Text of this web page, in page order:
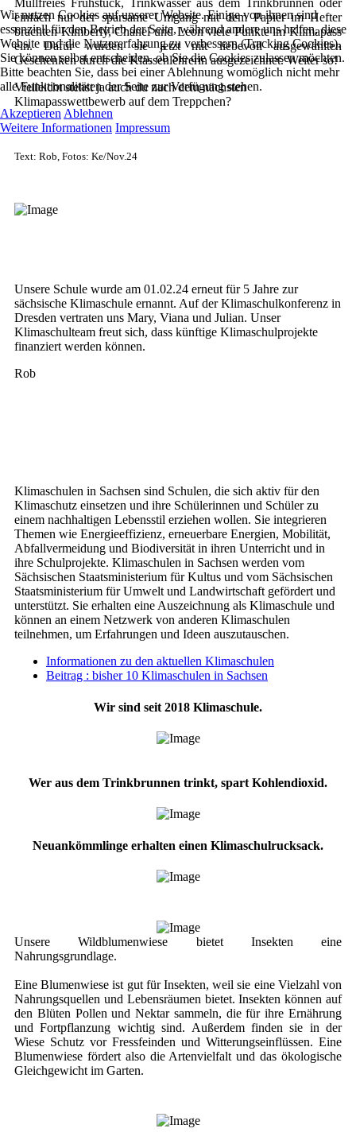
Müllfreies Frühstück, Trinkwasser aus dem Trinkbrunnen oder
einfach nur der sparsame Umgang mit dem Papier im Hefter
brachten Kimberly, Chanel und Leon viele Punkte im Klimapass
ein. Dafür wurden sie jetzt mit liebevoll ausgewählten
Geschenken durch die Klassenlehrerin ausgezeichnet. Weiter so!
Vielleicht stehst ja auch du nach dem nächsten
Klimapasswettbewerb auf dem Treppchen?
Text: Rob, Fotos: Ke/Nov.24
Unsere Schule wurde am 01.02.24 erneut für 5 Jahre zur
sächsische Klimaschule ernannt. Auf der Klimaschulkonferenz in
Dresden vertraten uns Mary, Viana und Julian. Unser
Klimaschulteam freut sich, dass künftige Klimaschulprojekte
finanziert werden können.
Rob
Klimaschulen in Sachsen sind Schulen, die sich aktiv für den
Klimaschutz einsetzen und ihre Schülerinnen und Schüler zu
einem nachhaltigen Lebensstil erziehen wollen. Sie integrieren
Themen wie Energieeffizienz, erneuerbare Energien, Mobilität,
Abfallvermeidung und Biodiversität in ihren Unterricht und in
ihre Schulprojekte. Klimaschulen in Sachsen werden vom
Sächsischen Staatsministerium für Kultus und vom Sächsischen
Staatsministerium für Umwelt und Landwirtschaft gefördert und
unterstützt. Sie erhalten eine Auszeichnung als Klimaschule und
können an einem Netzwerk von anderen Klimaschulen
teilnehmen, um Erfahrungen und Ideen auszutauschen.
Informationen zu den aktuellen Klimaschulen
Beitrag : bisher 10 Klimaschulen in Sachsen
Wir sind seit 2018 Klimaschule.
Wer aus dem Trinkbrunnen trinkt, spart Kohlendioxid.
Neuankömmlinge erhalten einen Klimaschulrucksack.
Unsere Wildblumenwiese bietet Insekten eine
Nahrungsgrundlage.
Eine Blumenwiese ist gut für Insekten, weil sie eine Vielzahl von
Nahrungsquellen und Lebensräumen bietet. Insekten können auf
den Blüten Pollen und Nektar sammeln, die für ihre Ernährung
und Fortpflanzung wichtig sind. Außerdem finden sie in der
Wiese Schutz vor Fressfeinden und Witterungseinflüssen. Eine
Blumenwiese fördert also die Artenvielfalt und das ökologische
Gleichgewicht im Garten.
Wir nutzen Cookies auf unserer Website. Einige von ihnen sind
essenziell für den Betrieb der Seite, während andere uns helfen, diese
Website und die Nutzererfahrung zu verbessern (Tracking Cookies).
Sie können selbst entscheiden, ob Sie die Cookies zulassen möchten.
Bitte beachten Sie, dass bei einer Ablehnung womöglich nicht mehr
alle Funktionalitäten der Seite zur Verfügung stehen.
Akzeptieren Ablehnen
Weitere Informationen Impressum